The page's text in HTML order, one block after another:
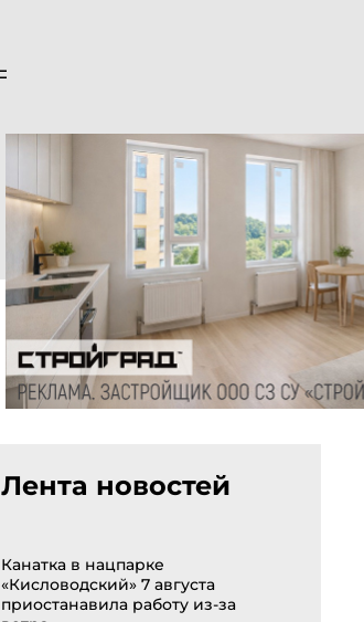
Лента новостей
Канатка в нацпарке
«Кисловодский» 7 августа
приостанавила работу из-за